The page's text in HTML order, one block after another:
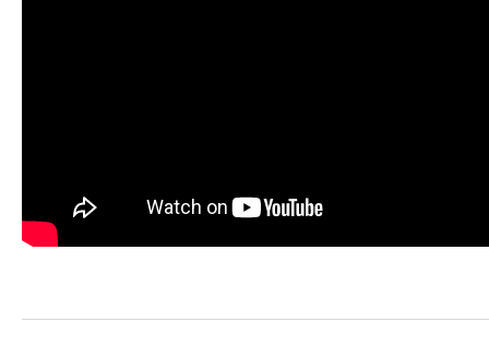
- 허리협착증치료 효과, 임상시험
통해 밝혀진 재활치료 효과와 국
- 척추관협착증이 수술 없이 좋아